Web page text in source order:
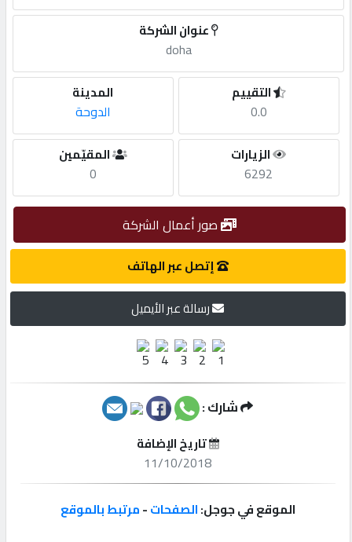
أضف
طلب
شركات
إعلانات
عنوان الشركة
doha
المدينة
الدوحة
التقييم
0.0
المقيّمين
0
الزيارات
6292
صور أعمال الشركة
إتصل عبر الهاتف
رسالة عبر الأيميل
شارك :
تاريخ الإضافة
11/10/2018
الموقع في جوجل:الصفحات-مرتبط بالموقع